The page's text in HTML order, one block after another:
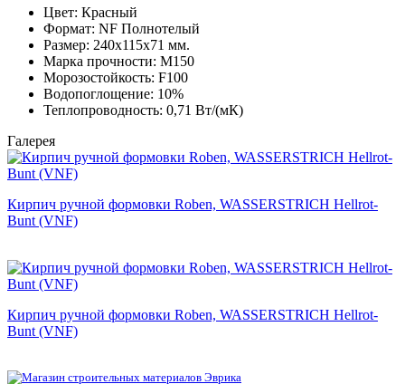
Цвет: Красный
Формат: NF Полнотелый
Размер: 240x115x71 мм.
Марка прочности: М150
Морозостойкость: F100
Водопоглощение: 10%
Теплопроводность: 0,71 Вт/(мК)
Галерея
Кирпич ручной формовки Roben, WASSERSTRICH Hellrot-
Bunt (VNF)
Кирпич ручной формовки Roben, WASSERSTRICH Hellrot-
Bunt (VNF)